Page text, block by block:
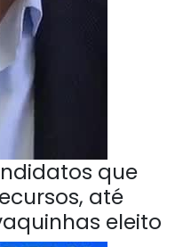
que
até
eleito